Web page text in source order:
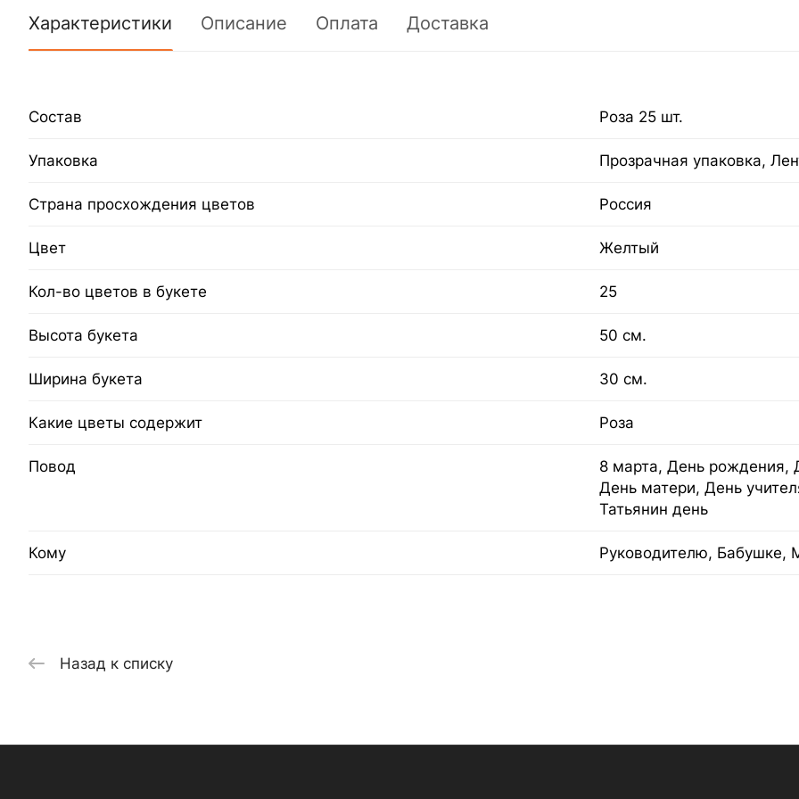
Характеристики Описание Оплата Доставка
Состав Роза 25 шт.
Упаковка Прозрачная упаковка,
Страна просхождения цветов Россия
Цвет Желтый
Кол-во цветов в букете 25
Высота букета 50 см.
Ширина букета 30 см.
Какие цветы содержит Роза
Повод
8 марта, День рождения,
День матери, День
Татьянин день
Кому Руководителю,
Назад к списку